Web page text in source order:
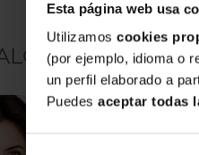
Esta página web usa
Utilizamos cookies
(por ejemplo, idioma o
un perfil elaborado a
Puedes aceptar todas
CON